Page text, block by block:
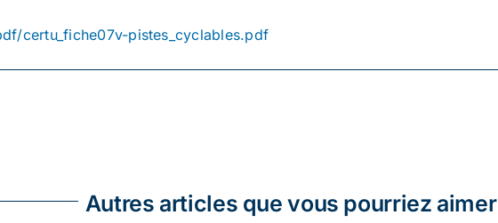
certu_fiche07v-pistes_cyclables.pdf
Autres articles que vous pourriez aimer